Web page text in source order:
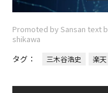
Promoted by Sansan text
shikawa
タグ：
三木谷浩史 楽天